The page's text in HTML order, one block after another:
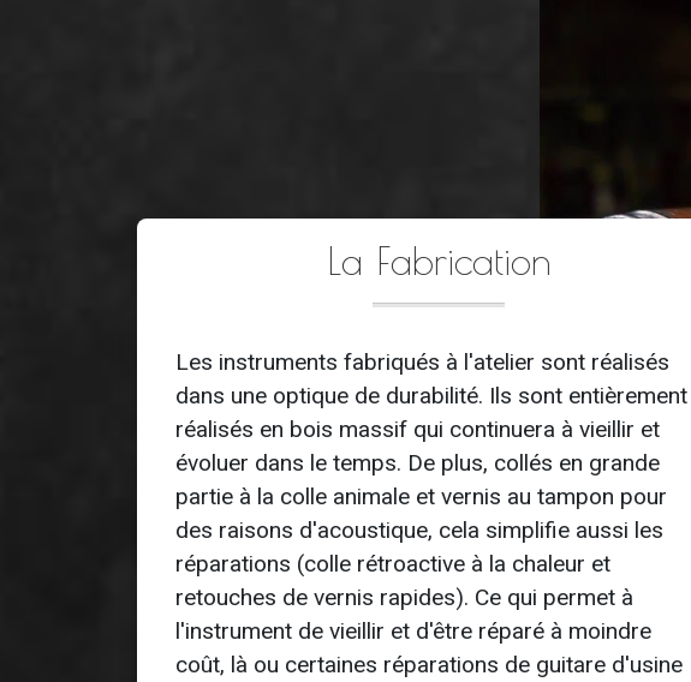
La Fabrication
Les instruments fabriqués à l'atelier sont réalisés
dans une optique de durabilité. Ils sont entièrement
réalisés en bois massif qui continuera à vieillir et
évoluer dans le temps. De plus, collés en grande
partie à la colle animale et vernis au tampon pour
des raisons d'acoustique, cela simplifie aussi les
réparations (colle rétroactive à la chaleur et
retouches de vernis rapides). Ce qui permet à
l'instrument de vieillir et d'être réparé à moindre
coût, là ou certaines réparations de guitare d'usine